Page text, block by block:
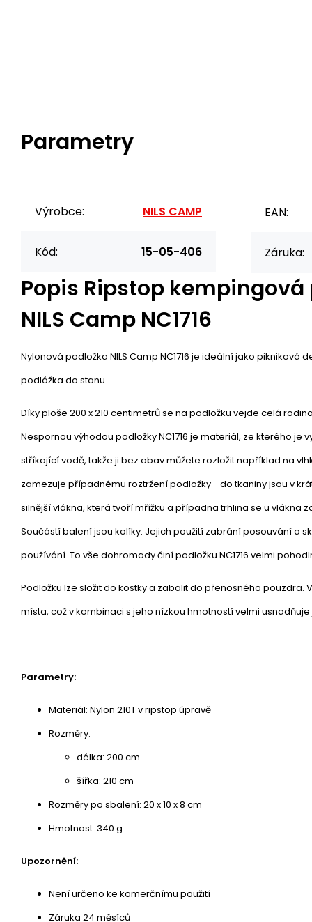
Parametry
Výrobce: NILS CAMP
Kód: 15-05-406
EAN:
Záruka:
Popis Ripstop kempingová
NILS Camp NC1716
Nylonová podložka NILS Camp NC1716 je ideální jako pikniková
podlážka do stanu.
Díky ploše 200 x 210 centimetrů se na podložku vejde celá
Nespornou výhodou podložky NC1716 je materiál, ze kterého je
stříkající vodě, takže ji bez obav můžete rozložit například na
zamezuje případnému roztržení podložky - do tkaniny jsou v
silnější vlákna, která tvoří mřížku a případna trhlina se u vlákna
Součástí balení jsou kolíky. Jejich použití zabrání posouvání a
používání. To vše dohromady činí podložku NC1716 velmi
Podložku lze složit do kostky a zabalit do přenosného pouzdra.
místa, což v kombinaci s jeho nízkou hmotností velmi
Parametry:
Materiál: Nylon 210T v ripstop úpravě
Rozměry:
délka: 200 cm
šířka: 210 cm
Rozměry po sbalení: 20 x 10 x 8 cm
Hmotnost: 340 g
Upozornění:
Není určeno ke komerčnímu použití
Záruka 24 měsíců